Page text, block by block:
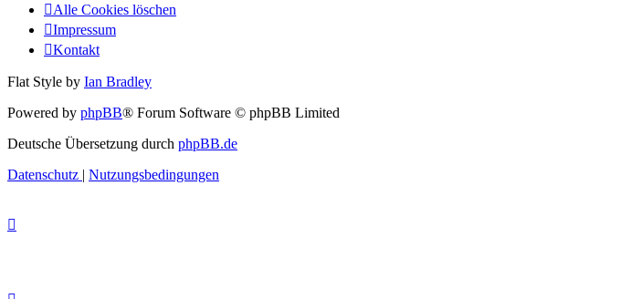
Alle Cookies löschen
Impressum
Kontakt
Flat Style by Ian Bradley
Powered by phpBB® Forum Software © phpBB Limited
Deutsche Übersetzung durch phpBB.de
Datenschutz | Nutzungsbedingungen